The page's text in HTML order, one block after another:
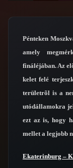
Pénteken
amely
fináléjában. Az
kelet felé
területrõl is a
utódállamokra
ezt az is, hogy
mellet a legjobb
Ekaterinburg –